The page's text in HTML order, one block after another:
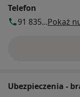
Telefon
91 835...Pokaż
Ubezpieczenia -